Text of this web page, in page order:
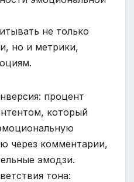
не только
но и метрики,
процент
который
через комментарии,
эмодзи.
тона: